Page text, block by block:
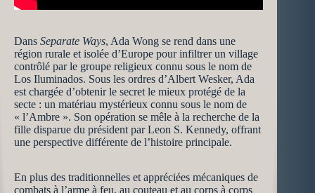
Dans Separate Ways, Ada Wong se rend dans une
région rurale et isolée d’Europe pour infiltrer un village
contrôlé par le groupe religieux connu sous le nom de
Los Iluminados. Sous les ordres d’Albert Wesker, Ada
est chargée d’obtenir le secret le mieux protégé de la
secte : un matériau mystérieux connu sous le nom de
« l’Ambre ». Son opération se mêle à la recherche de la
fille disparue du président par Leon S. Kennedy, offrant
une perspective différente de l’histoire principale.
En plus des traditionnelles et appréciées mécaniques de
combats à l’arme à feu, au couteau et au corps à corps